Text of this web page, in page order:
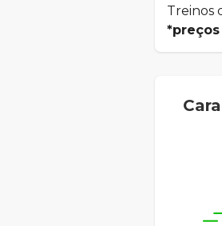
Treinos